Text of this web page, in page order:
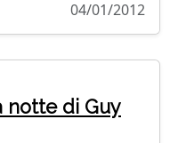
04/01/2012
notte di Guy